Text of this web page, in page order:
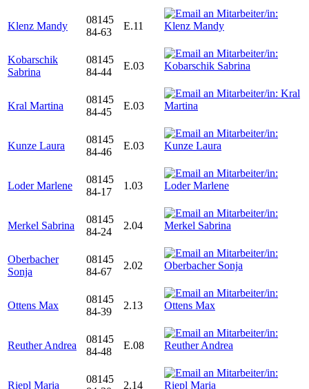
Klenz Mandy
08145
84-63
E.11
Kobarschik
Sabrina
08145
84-44
E.03
Kral Martina
08145
84-45
E.03
Kunze Laura
08145
84-46
E.03
Loder Marlene
08145
84-17
1.03
Merkel Sabrina
08145
84-24
2.04
Oberbacher
Sonja
08145
84-67
2.02
Ottens Max
08145
84-39
2.13
Reuther Andrea
08145
84-48
E.08
Riepl Maria
08145
2.14